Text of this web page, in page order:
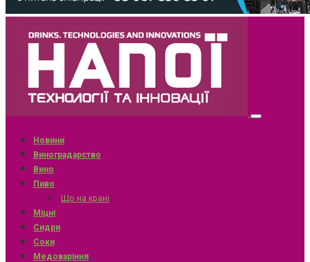
Новини
Виноградарство
Вино
Пиво
Що на крані
Міцні
Сидри
Соки
Медоваріння